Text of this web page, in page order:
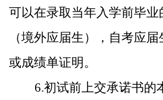
可以在录取当年入学前毕
（境外应届生），自考应
或成绩单证明。
6.初试前上交承诺书的